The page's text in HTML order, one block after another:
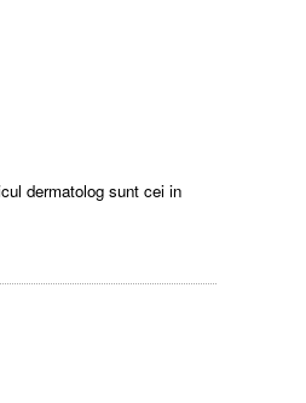
dermatolog sunt cei in